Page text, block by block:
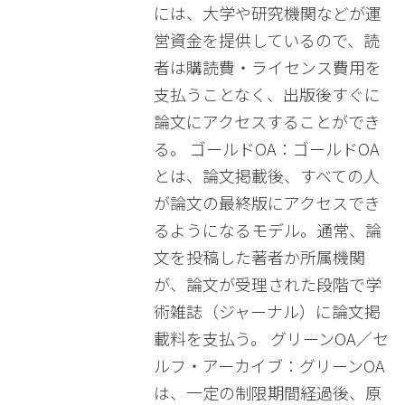
には、大学や研究機関などが運
営資金を提供しているので、読
者は購読費・ライセンス費用を
支払うことなく、出版後すぐに
論文にアクセスすることができ
る。 ゴールドOA：ゴールドOA
とは、論文掲載後、すべての人
が論文の最終版にアクセスでき
るようになるモデル。通常、論
文を投稿した著者か所属機関
が、論文が受理された段階で学
術雑誌（ジャーナル）に論文掲
載料を支払う。 グリーンOA／セ
ルフ・アーカイブ：グリーンOA
は、一定の制限期間経過後、原